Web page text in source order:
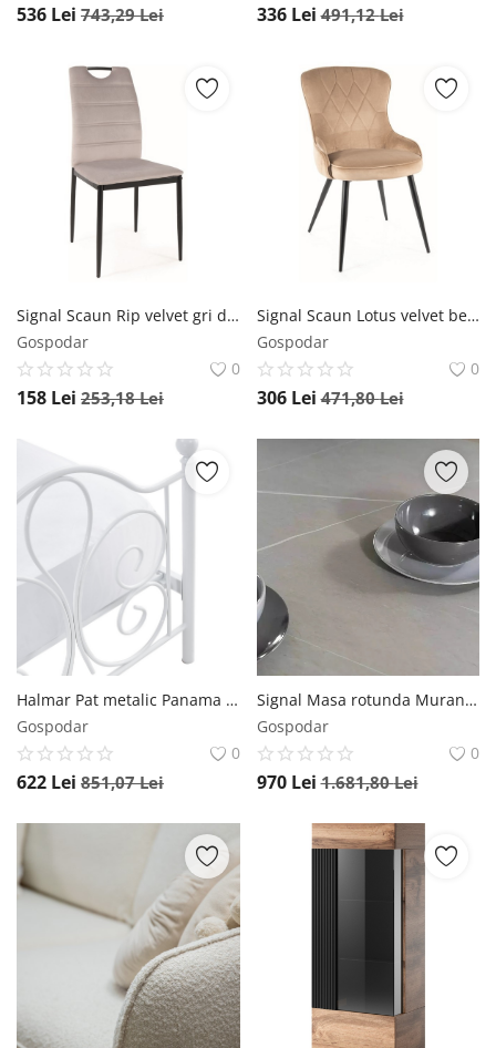
536 Lei 743,29Lei 336 Lei 491,12Lei
Signal Scaun Rip velvet gri deschis Blu03
Gospodar
0
158 Lei 253,18Lei
Signal Scaun Lotus velvet bej Blu28
Gospodar
0
306 Lei 471,80Lei
Halmar Pat metalic Panama Alb – 90 x 200 cm
Gospodar
0
622 Lei 851,07Lei
Signal Masa rotunda Murano gri/negru mat ø120/h76 cm
Gospodar
0
970 Lei 1.681,80Lei